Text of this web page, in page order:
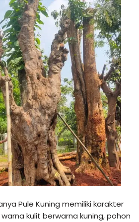
Pule Kuning memiliki karakter
kulit berwarna kuning, pohon